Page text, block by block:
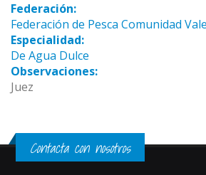
Federación:
Federación de Pesca Comunidad
Especialidad:
De Agua Dulce
Observaciones:
Juez
Contacta con nosotros